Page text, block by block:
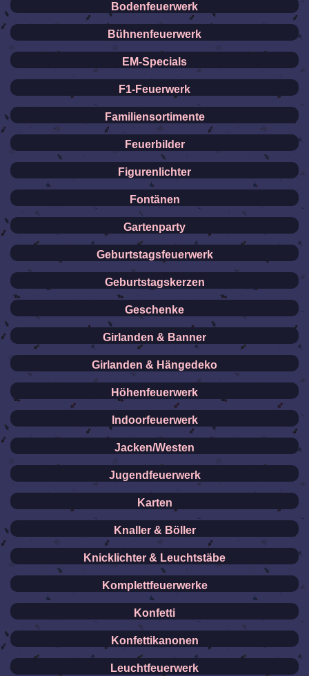
Bodenfeuerwerk
Bühnenfeuerwerk
EM-Specials
F1-Feuerwerk
Familiensortimente
Feuerbilder
Figurenlichter
Fontänen
Gartenparty
Geburtstagsfeuerwerk
Geburtstagskerzen
Geschenke
Girlanden & Banner
Girlanden & Hängedeko
Höhenfeuerwerk
Indoorfeuerwerk
Jacken/Westen
Jugendfeuerwerk
Karten
Knaller & Böller
Knicklichter & Leuchtstäbe
Komplettfeuerwerke
Konfetti
Konfettikanonen
Leuchtfeuerwerk